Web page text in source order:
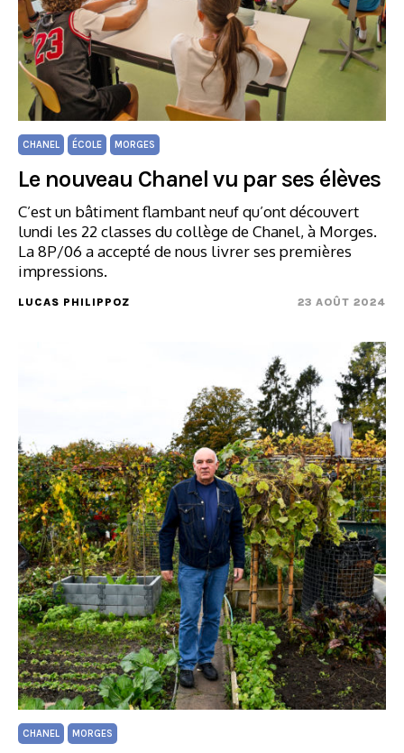
CHANEL ÉCOLE MORGES
Le nouveau Chanel vu par ses élèves
C’est un bâtiment flambant neuf qu’ont découvert
lundi les 22 classes du collège de Chanel, à Morges.
La 8P/06 a accepté de nous livrer ses premières
impressions.
LUCAS PHILIPPOZ 23 AOÛT 2024
CHANEL MORGES